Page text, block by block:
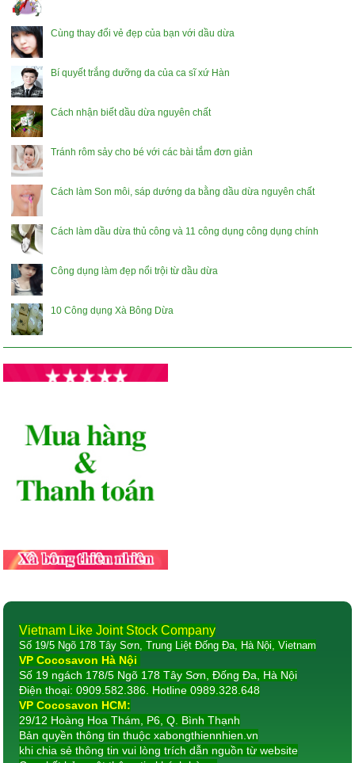
Cùng thay đổi vẻ đẹp của bạn với dầu dừa
Bí quyết trắng dưỡng da của ca sĩ xứ Hàn
Cách nhận biết dầu dừa nguyên chất
Tránh rôm sảy cho bé với các bài tắm đơn giản
Cách làm Son môi, sáp dướng da bằng dầu dừa nguyên chất
Cách làm dầu dừa thủ công và 11 công dụng công dụng chính
Công dụng làm đẹp nổi trội từ dầu dừa
10 Công dụng Xà Bông Dừa
Vietnam Like Joint Stock Company
Số 19/5 Ngõ 178 Tây Sơn, Trung Liệt Đống Đa, Hà Nội, Vietnam
VP Cocosavon Hà Nội
Số 19 ngách 178/5 Ngõ 178 Tây Sơn, Đống Đa, Hà Nội
Điện thoại: 0909.582.386. Hotline 0989.328.648
VP Cocosavon HCM:
29/12 Hoàng Hoa Thám, P6, Q. Bình Thạnh
Bản quyền thông tin thuộc xabongthiennhien.vn
khi chia sẻ thông tin vui lòng trích dẫn nguồn từ website